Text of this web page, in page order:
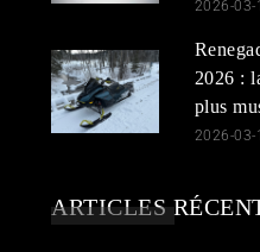
2026-03-
2026 :
plus
2026-03-
ARTICLES